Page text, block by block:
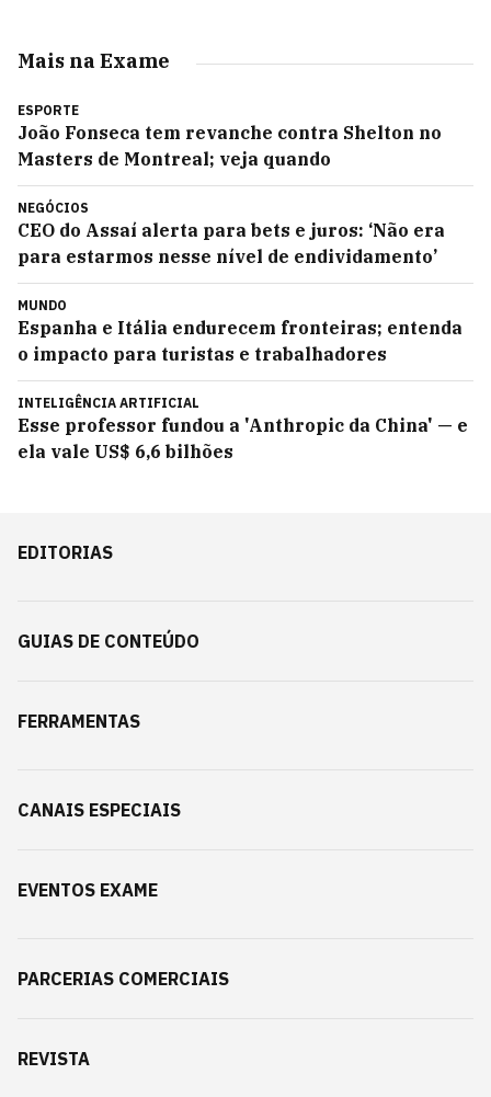
Mais na Exame
ESPORTE
João Fonseca tem revanche contra Shelton no
Masters de Montreal; veja quando
NEGÓCIOS
CEO do Assaí alerta para bets e juros: ‘Não era
para estarmos nesse nível de endividamento’
MUNDO
Espanha e Itália endurecem fronteiras; entenda
o impacto para turistas e trabalhadores
INTELIGÊNCIA ARTIFICIAL
Esse professor fundou a 'Anthropic da China' — e
ela vale US$ 6,6 bilhões
EDITORIAS
GUIAS DE CONTEÚDO
FERRAMENTAS
CANAIS ESPECIAIS
EVENTOS EXAME
PARCERIAS COMERCIAIS
REVISTA